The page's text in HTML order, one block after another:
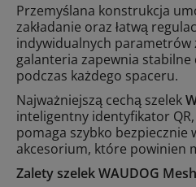
Przemyślana konstrukcja
zakładanie oraz łatwą
indywidualnych parametrów
galanteria zapewnia
podczas każdego spaceru.
Najważniejszą cechą szelek
inteligentny identyfikator
pomaga szybko bezpiecznie
akcesorium, które powinien
Zalety szelek WAUDOG